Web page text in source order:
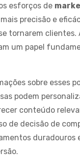
esforços de
precisão e
tornarem clientes.
um papel
sobre esses
podem
conteúdo
de decisão de
duradouros